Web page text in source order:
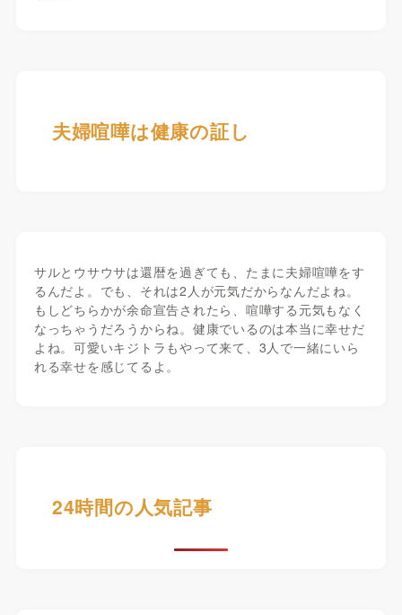
夫婦喧嘩は健康の証し
サルとウサウサは還暦を過ぎても、たまに夫婦喧嘩をす
るんだよ。でも、それは2人が元気だからなんだよね。
もしどちらかが余命宣告されたら、喧嘩する元気もなく
なっちゃうだろうからね。健康でいるのは本当に幸せだ
よね。可愛いキジトラもやって来て、3人で一緒にいら
れる幸せを感じてるよ。
24時間の人気記事